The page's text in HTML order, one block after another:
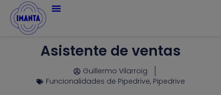
Asistente de ventas
Guillermo Vilarroig
Funcionalidades de Pipedrive, Pipedrive